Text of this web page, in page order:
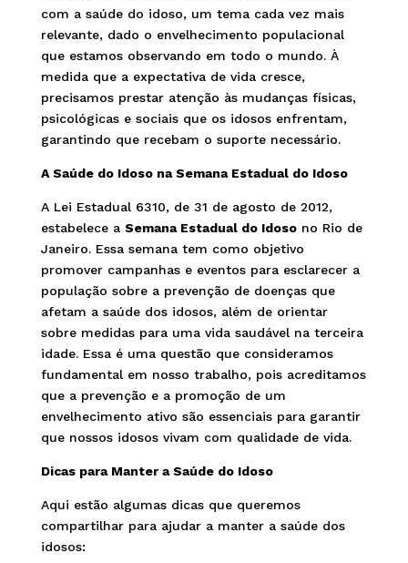
com a saúde do idoso, um tema cada vez mais
relevante, dado o envelhecimento populacional
que estamos observando em todo o mundo. À
medida que a expectativa de vida cresce,
precisamos prestar atenção às mudanças físicas,
psicológicas e sociais que os idosos enfrentam,
garantindo que recebam o suporte necessário.
A Saúde do Idoso na Semana Estadual do Idoso
A Lei Estadual 6310, de 31 de agosto de 2012,
estabelece a Semana Estadual do Idosono Rio de
Janeiro. Essa semana tem como objetivo
promover campanhas e eventos para esclarecer a
população sobre a prevenção de doenças que
afetam a saúde dos idosos, além de orientar
sobre medidas para uma vida saudável na terceira
idade. Essa é uma questão que consideramos
fundamental em nosso trabalho, pois acreditamos
que a prevenção e a promoção de um
envelhecimento ativo são essenciais para garantir
que nossos idosos vivam com qualidade de vida.
Dicas para Manter a Saúde do Idoso
Aqui estão algumas dicas que queremos
compartilhar para ajudar a manter a saúde dos
idosos: